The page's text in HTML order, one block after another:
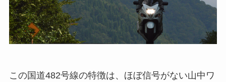
この国道482号線の特徴は、ほぼ信号がない山中ワ